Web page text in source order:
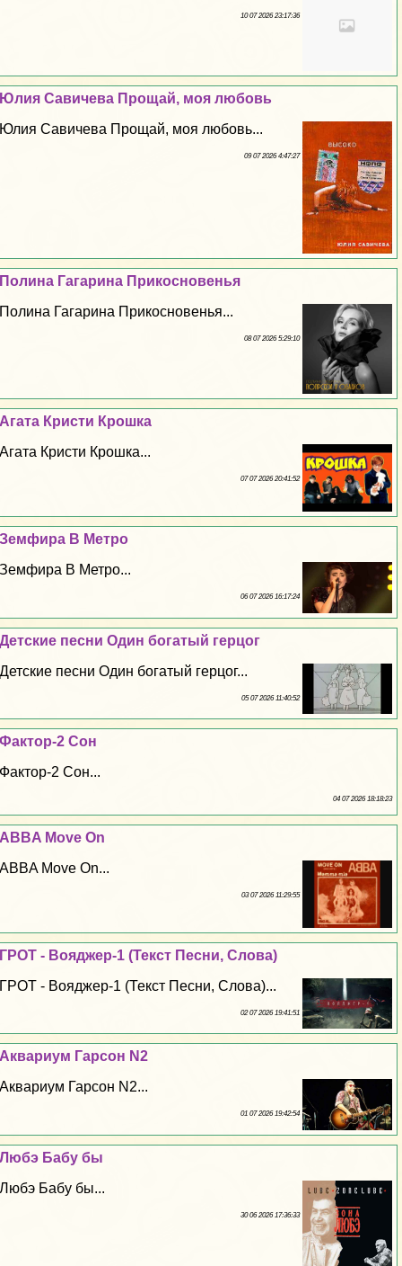
10 07 2026 23:17:36
Юлия Савичева Прощай, моя любовь
Юлия Савичева Прощай, моя любовь...
09 07 2026 4:47:27
Полина Гагарина Прикосновенья
Полина Гагарина Прикосновенья...
08 07 2026 5:29:10
Агата Кристи Крошка
Агата Кристи Крошка...
07 07 2026 20:41:52
Земфира В Метро
Земфира В Метро...
06 07 2026 16:17:24
Детские песни Один богатый герцог
Детские песни Один богатый герцог...
05 07 2026 11:40:52
Фактор-2 Сон
Фактор-2 Сон...
04 07 2026 18:18:23
ABBA Move On
ABBA Move On...
03 07 2026 11:29:55
ГРОТ - Вояджер-1 (Текст Песни, Слова)
ГРОТ - Вояджер-1 (Текст Песни, Слова)...
02 07 2026 19:41:51
Аквариум Гарсон N2
Аквариум Гарсон N2...
01 07 2026 19:42:54
Любэ Бабу бы
Любэ Бабу бы...
30 06 2026 17:36:33